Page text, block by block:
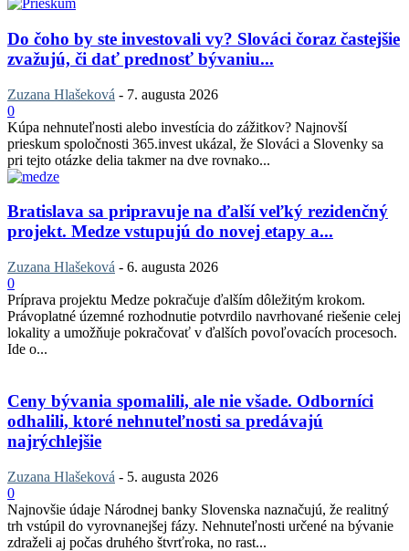
Do čoho by ste investovali vy? Slováci čoraz častejšie
zvažujú, či dať prednosť bývaniu...
Zuzana Hlašeková - 7. augusta 2026
0
Kúpa nehnuteľnosti alebo investícia do zážitkov? Najnovší
prieskum spoločnosti 365.invest ukázal, že Slováci a Slovenky sa
pri tejto otázke delia takmer na dve rovnako...
Bratislava sa pripravuje na ďalší veľký rezidenčný
projekt. Medze vstupujú do novej etapy a...
Zuzana Hlašeková - 6. augusta 2026
0
Príprava projektu Medze pokračuje ďalším dôležitým krokom.
Právoplatné územné rozhodnutie potvrdilo navrhované riešenie celej
lokality a umožňuje pokračovať v ďalších povoľovacích procesoch.
Ide o...
Ceny bývania spomalili, ale nie všade. Odborníci
odhalili, ktoré nehnuteľnosti sa predávajú
najrýchlejšie
Zuzana Hlašeková - 5. augusta 2026
0
Najnovšie údaje Národnej banky Slovenska naznačujú, že realitný
trh vstúpil do vyrovnanejšej fázy. Nehnuteľnosti určené na bývanie
zdraželi aj počas druhého štvrťroka, no rast...